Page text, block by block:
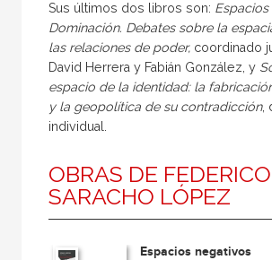
Prologuista
Traductora
Sus últimos dos libros son: Espacios
Dominación. Debates sobre la
las relaciones de poder, coordinado
David Herrera y Fabián González, y
espacio de la identidad: la
y la geopolítica de su contradicción,
individual.
OBRAS DE FEDERICO
SARACHO LÓPEZ
Espacios negativos